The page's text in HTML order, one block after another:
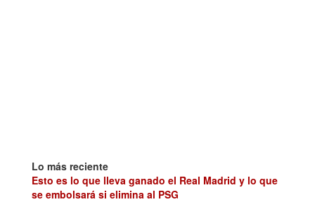
Lo más reciente
Esto es lo que lleva ganado el Real Madrid y lo que
se embolsará si elimina al PSG